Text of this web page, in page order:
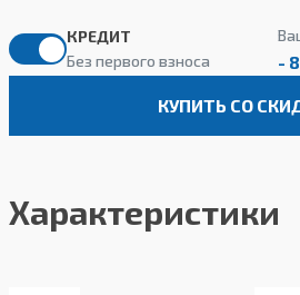
КРЕДИТ
Без первого взноса
-
КУПИТЬ СО
Характеристики